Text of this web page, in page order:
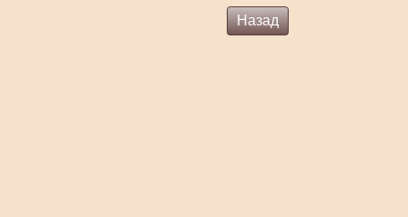
Назад